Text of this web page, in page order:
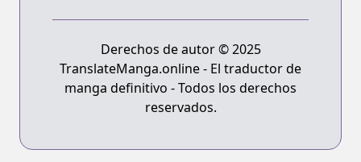
Derechos de autor © 2025
TranslateManga.online - El traductor de
manga definitivo - Todos los derechos
reservados.